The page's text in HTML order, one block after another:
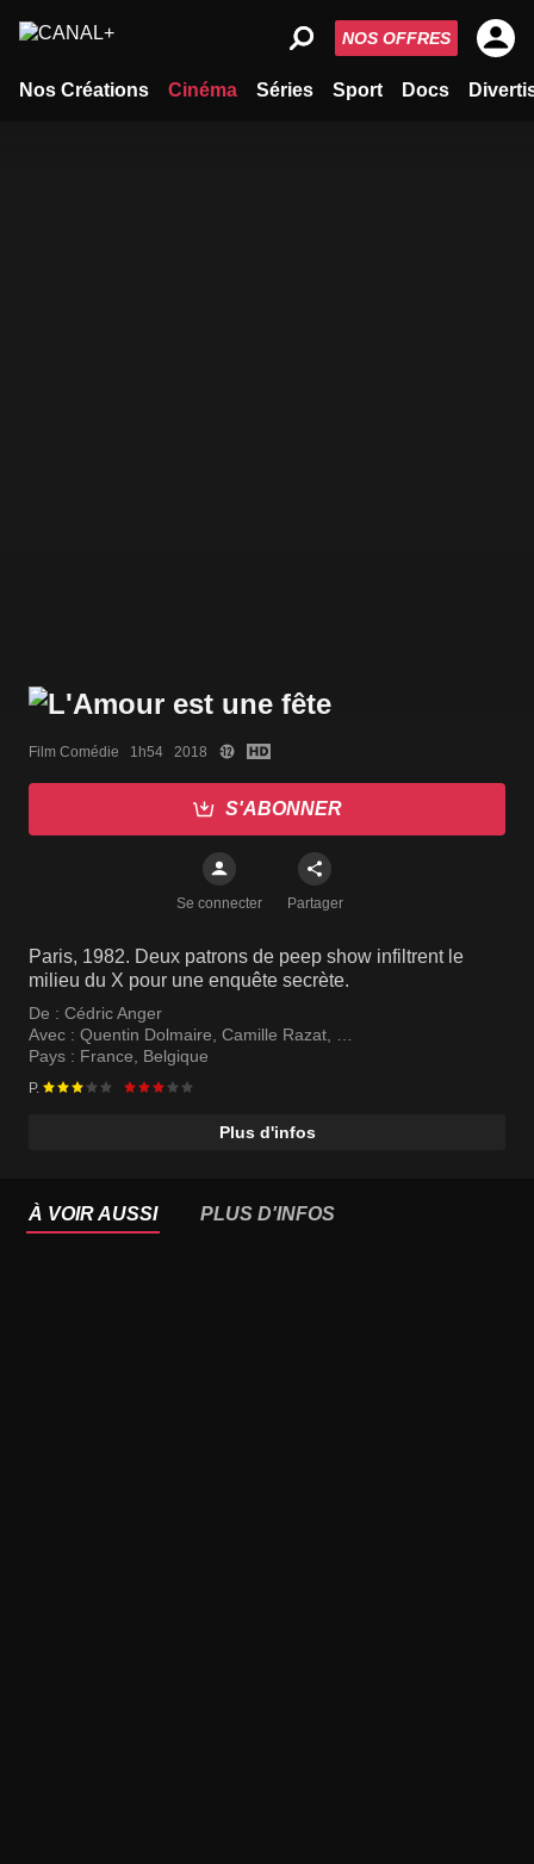
Nos Créations Cinéma Séries Sport Docs
NOS OFFRES
Film Comédie   1h54   2018
S'ABONNER
Se connecter Partager
Paris, 1982. Deux patrons de peep show infiltrent le
milieu du X pour une enquête secrète.
De : Cédric Anger
Avec : Quentin Dolmaire, Camille Razat,
Jesuthasan Antonythasan
Pays : France, Belgique
P.
Plus d'infos
À VOIR AUSSI PLUS D'INFOS